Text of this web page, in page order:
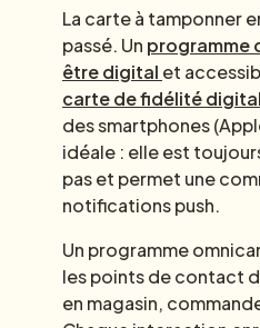
La carte à tamponner
passé. Un programme
être digital et
carte de fidélité
des smartphones
idéale : elle est
pas et permet une
notifications push.
Un programme
les points de contact
en magasin,